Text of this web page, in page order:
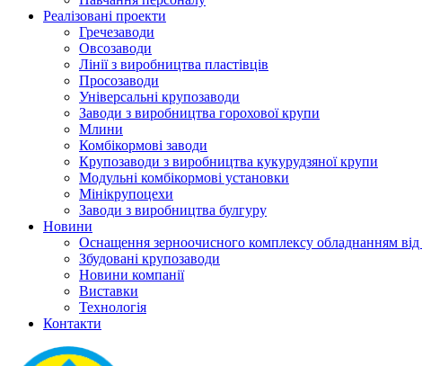
Реалізовані проекти
Гречезаводи
Овсозаводи
Лінії з виробництва пластівців
Просозаводи
Універсальні крупозаводи
Заводи з виробництва горохової крупи
Млини
Комбікормові заводи
Крупозаводи з виробництва кукурудзяної крупи
Модульні комбікормові установки
Мінікрупоцехи
Заводи з виробництва булгуру
Новини
Оснащення зерноочисного комплексу
Збудовані крупозаводи
Новини компанії
Виставки
Технологія
Контакти